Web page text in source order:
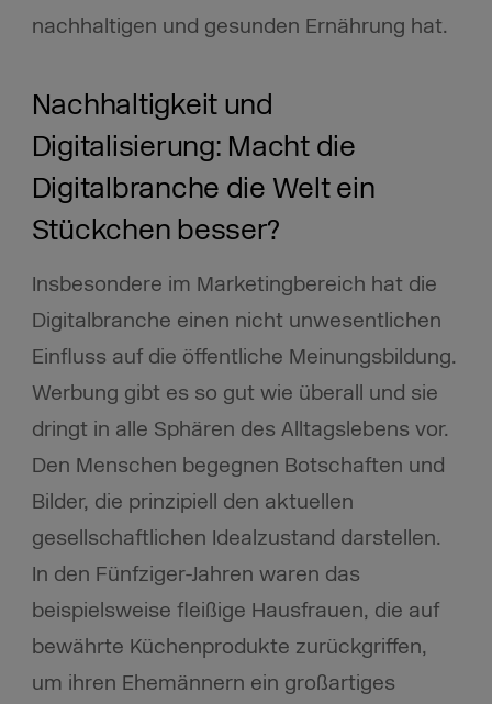
nachhaltigen und gesunden Ernährung hat.
Nachhaltigkeit und
Digitalisierung: Macht die
Digitalbranche die Welt ein
Stückchen besser?
Insbesondere im Marketingbereich hat die
Digitalbranche einen nicht unwesentlichen
Einfluss auf die öffentliche Meinungsbildung.
Werbung gibt es so gut wie überall und sie
dringt in alle Sphären des Alltagslebens vor.
Den Menschen begegnen Botschaften und
Bilder, die prinzipiell den aktuellen
gesellschaftlichen Idealzustand darstellen.
In den Fünfziger-Jahren waren das
beispielsweise fleißige Hausfrauen, die auf
bewährte Küchenprodukte zurückgriffen,
um ihren Ehemännern ein großartiges